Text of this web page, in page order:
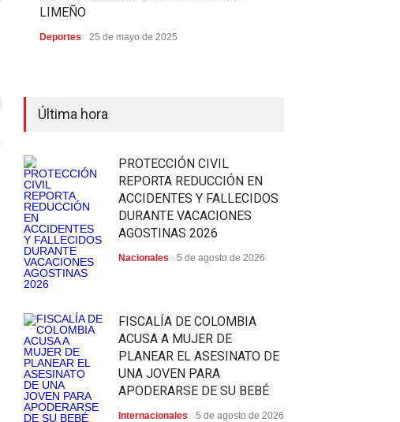
LIMEÑO
Deportes 25 de mayo de 2025
Última hora
PROTECCIÓN CIVIL
REPORTA REDUCCIÓN EN
ACCIDENTES Y FALLECIDOS
DURANTE VACACIONES
AGOSTINAS 2026
Nacionales 5 de agosto de 2026
FISCALÍA DE COLOMBIA
ACUSA A MUJER DE
PLANEAR EL ASESINATO DE
UNA JOVEN PARA
APODERARSE DE SU BEBÉ
Internacionales 5 de agosto de 2026